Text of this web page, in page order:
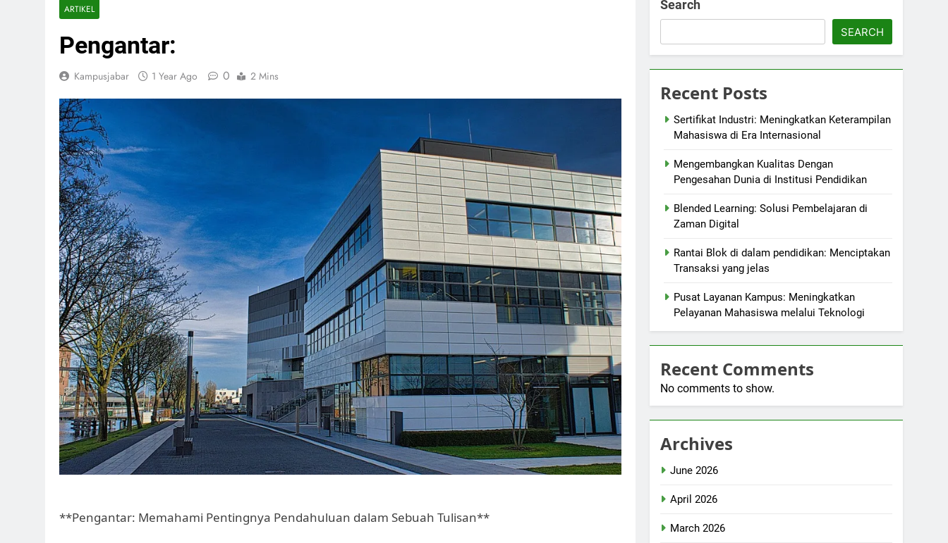
ARTIKEL
Pengantar:
Kampusjabar 1 Year Ago 0 2 Mins
**Pengantar: Memahami Pentingnya Pendahuluan dalam Sebuah Tulisan**
Search
SEARCH
Recent Posts
Sertifikat Industri: Meningkatkan Keterampilan
Mahasiswa di Era Internasional
Mengembangkan Kualitas Dengan
Pengesahan Dunia di Institusi Pendidikan
Blended Learning: Solusi Pembelajaran di
Zaman Digital
Rantai Blok di dalam pendidikan: Menciptakan
Transaksi yang jelas
Pusat Layanan Kampus: Meningkatkan
Pelayanan Mahasiswa melalui Teknologi
Recent Comments
No comments to show.
Archives
June 2026
April 2026
March 2026